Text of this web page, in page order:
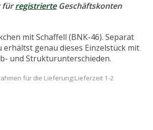
fürregistrierteGeschäftskonten
mit Schaffell (BNK-46). Separat
genau dieses Einzelstück mit
und Strukturunterschieden.
für die Lieferung:Lieferzeit 1-2